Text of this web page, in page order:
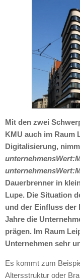
Mit den zwei
KMU auch im Raum
Digitalisierung,
Dauerbrenner in
Lupe. Die Situation
und der Einfluss der
Jahre die
prägen. Im Raum
Unternehmen sehr
Es kommt zum
Altersstruktur oder